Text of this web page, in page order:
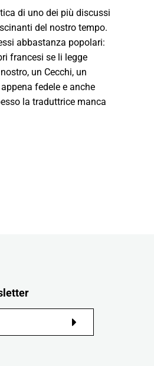
di uno dei più discussi
del nostro tempo.
abbastanza popolari:
francesi se li legge
un Cecchi, un
fedele e anche
la traduttrice manca